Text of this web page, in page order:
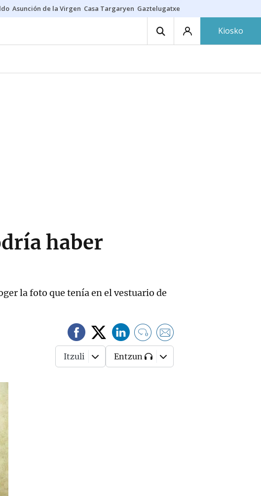
Asunción de la Virgen Casa Targaryen Gaztelugatxe
Kiosko
haber
la foto que tenía en el vestuario de
0
Itzuli Entzun